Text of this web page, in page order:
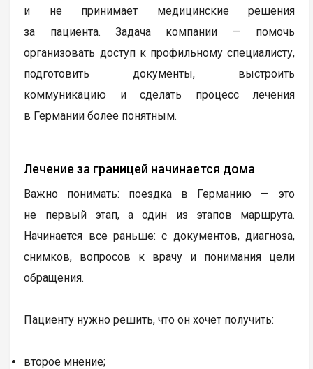
и не принимает медицинские решения
за пациента. Задача компании — помочь
организовать доступ к профильному специалисту,
подготовить документы, выстроить
коммуникацию и сделать процесс лечения
в Германии более понятным.
Лечение за границей начинается дома
Важно понимать: поездка в Германию — это
не первый этап, а один из этапов маршрута.
Начинается все раньше: с документов, диагноза,
снимков, вопросов к врачу и понимания цели
обращения.
Пациенту нужно решить, что он хочет получить:
второе мнение;